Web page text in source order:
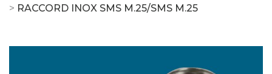
> RACCORD INOX SMS M.25/SMS M.25